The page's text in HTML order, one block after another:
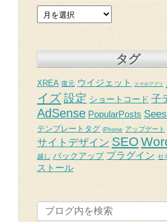
タグ
XREA 復元 ウイジェット スマホアプリ
イズ設定 ショートコード 子
AdSense PopularPosts
テンプレートタグ iPhone アップデート
サイトデザイン SEO
越し バックアップ プラグイン セ
ストール